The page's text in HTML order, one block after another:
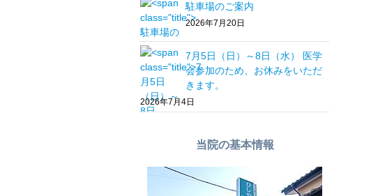
駐車場のご案内
2026年7月20日
7月5日（日）～8日（水） 医学
会参加のため、お休みをいただ
きます。
2026年7月4日
当院の基本情報